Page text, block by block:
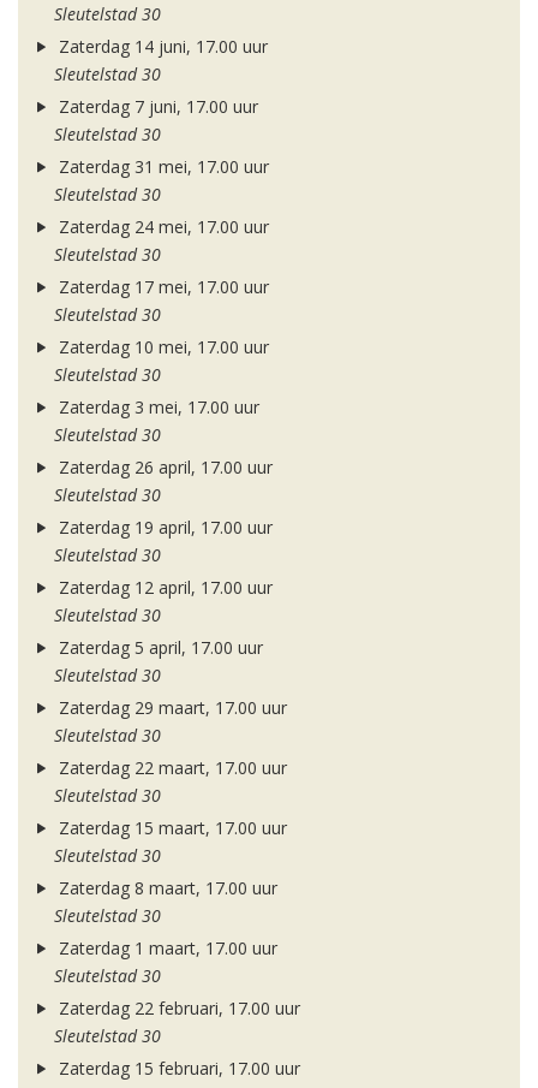
Sleutelstad 30
Zaterdag 14 juni, 17.00 uur
Sleutelstad 30
Zaterdag 7 juni, 17.00 uur
Sleutelstad 30
Zaterdag 31 mei, 17.00 uur
Sleutelstad 30
Zaterdag 24 mei, 17.00 uur
Sleutelstad 30
Zaterdag 17 mei, 17.00 uur
Sleutelstad 30
Zaterdag 10 mei, 17.00 uur
Sleutelstad 30
Zaterdag 3 mei, 17.00 uur
Sleutelstad 30
Zaterdag 26 april, 17.00 uur
Sleutelstad 30
Zaterdag 19 april, 17.00 uur
Sleutelstad 30
Zaterdag 12 april, 17.00 uur
Sleutelstad 30
Zaterdag 5 april, 17.00 uur
Sleutelstad 30
Zaterdag 29 maart, 17.00 uur
Sleutelstad 30
Zaterdag 22 maart, 17.00 uur
Sleutelstad 30
Zaterdag 15 maart, 17.00 uur
Sleutelstad 30
Zaterdag 8 maart, 17.00 uur
Sleutelstad 30
Zaterdag 1 maart, 17.00 uur
Sleutelstad 30
Zaterdag 22 februari, 17.00 uur
Sleutelstad 30
Zaterdag 15 februari, 17.00 uur